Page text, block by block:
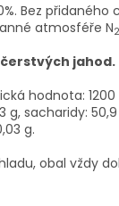
Bez přidaného
atmosféře N2
jahod.
hodnota: 1200
sacharidy:
g.
obal vždy